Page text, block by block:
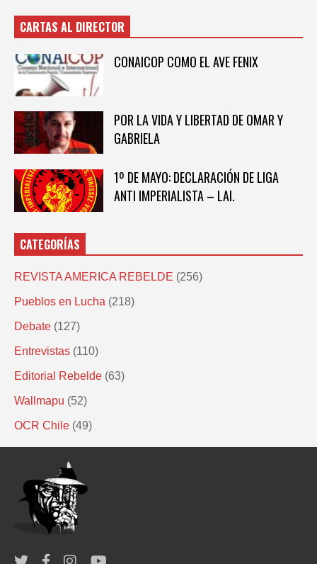
CARTAS AL DIRECTOR
CONAICOP COMO EL AVE FENIX
POR LA VIDA Y LIBERTAD DE OMAR Y
GABRIELA
1º DE MAYO: DECLARACIÓN DE LIGA
ANTI IMPERIALISTA – LAI.
CATEGORÍAS
REVISTA AMERICA REBELDE (256)
Pueblos en Lucha (218)
Debate (127)
Entrevistas (110)
Editorial Rebelde (63)
Wallmapu (52)
OCR Chile (49)